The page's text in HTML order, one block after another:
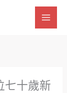
七十歲新